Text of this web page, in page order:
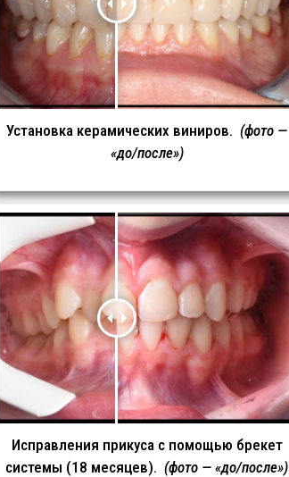
Установка керамических виниров.(фото —
«до/после»)
Исправления прикуса с помощью брекет
системы (18 месяцев).(фото — «до/после»)